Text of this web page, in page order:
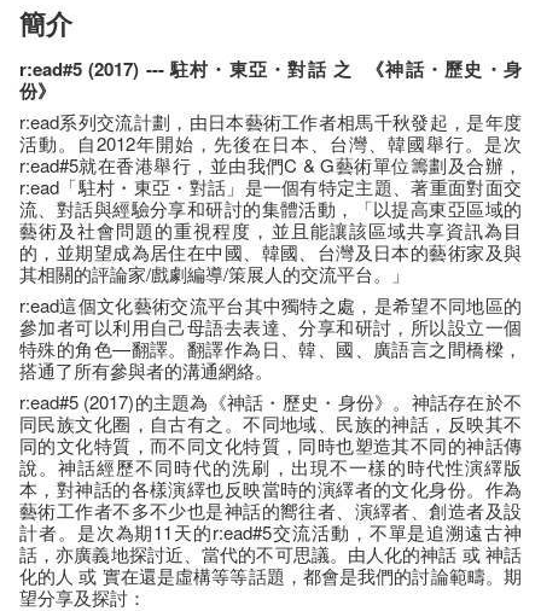
簡介
r:ead#5 (2017) --- 駐村・東亞・對話 之 《神話・歷史・身
份》
r:ead系列交流計劃，由日本藝術工作者相馬千秋發起，是年度
活動。自2012年開始，先後在日本、台灣、韓國舉行。是次
r:ead#5就在香港舉行，並由我們C & G藝術單位籌劃及合辦，
r:ead「駐村・東亞・對話」是一個有特定主題、著重面對面交
流、對話與經驗分享和研討的集體活動，「以提高東亞區域的
藝術及社會問題的重視程度，並且能讓該區域共享資訊為目
的，並期望成為居住在中國、韓國、台灣及日本的藝術家及與
其相關的評論家/戲劇編導/策展人的交流平台。」
r:ead這個文化藝術交流平台其中獨特之處，是希望不同地區的
參加者可以利用自己母語去表達、分享和研討，所以設立一個
特殊的角色—翻譯。翻譯作為日、韓、國、廣語言之間橋樑，
搭通了所有參與者的溝通網絡。
r:ead#5 (2017)的主題為《神話・歷史・身份》。神話存在於不
同民族文化圈，自古有之。不同地域、民族的神話，反映其不
同的文化特質，而不同文化特質，同時也塑造其不同的神話傳
說。神話經歷不同時代的洗刷，出現不一樣的時代性演繹版
本，對神話的各樣演繹也反映當時的演繹者的文化身份。作為
藝術工作者不多不少也是神話的嚮往者、演繹者、創造者及設
計者。是次為期11天的r:ead#5交流活動，不單是追溯遠古神
話，亦廣義地探討近、當代的不可思議。由人化的神話 或 神話
化的人 或 實在還是虛構等等話題，都會是我們的討論範疇。期
望分享及探討：